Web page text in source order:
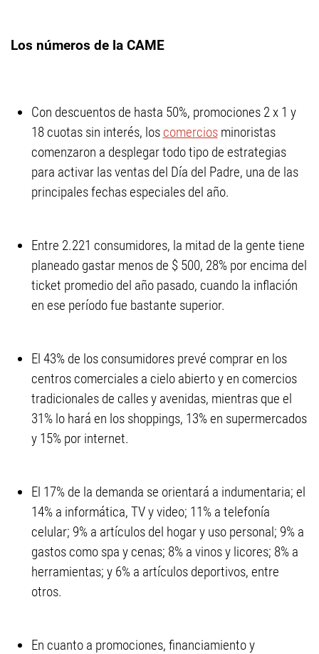
Los números de la CAME
Con descuentos de hasta 50%, promociones 2 x 1 y
18 cuotas sin interés, los comerciosminoristas
comenzaron a desplegar todo tipo de estrategias
para activar las ventas del Día del Padre, una de las
principales fechas especiales del año.
Entre 2.221 consumidores, la mitad de la gente tiene
planeado gastar menos de $ 500, 28% por encima del
ticket promedio del año pasado, cuando la inflación
en ese período fue bastante superior.
El 43% de los consumidores prevé comprar en los
centros comerciales a cielo abierto y en comercios
tradicionales de calles y avenidas, mientras que el
31% lo hará en los shoppings, 13% en supermercados
y 15% por internet.
El 17% de la demanda se orientará a indumentaria; el
14% a informática, TV y video; 11% a telefonía
celular; 9% a artículos del hogar y uso personal; 9% a
gastos como spa y cenas; 8% a vinos y licores; 8% a
herramientas; y 6% a artículos deportivos, entre
otros.
En cuanto a promociones, financiamiento y